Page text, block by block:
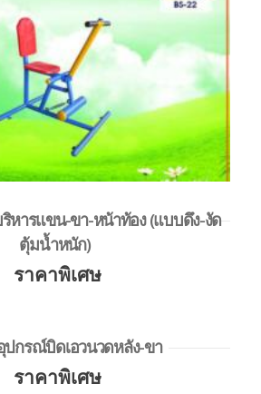
หารแขน-ขา-หน้าท้อง (แบบดึง-งัด
ตุ้มน้ำหนัก)
ราคาพิเศษ
ปกรณ์บิดเอวนวดหลัง-ขา
ราคาพิเศษ